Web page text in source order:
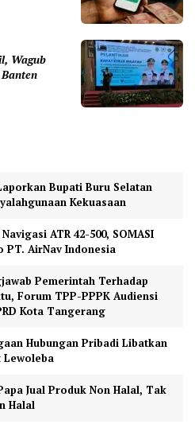
Wagub
Bupati Buru Selatan
Kekuasaan
ATR 42-500, SOMASI
PT. AirNav Indonesia
Pemerintah Terhadap
Forum TPP-PPPK Audiensi
Kota Tangerang
Hubungan Pribadi Libatkan
Lewoleba
Jual Produk Non Halal, Tak
Halal